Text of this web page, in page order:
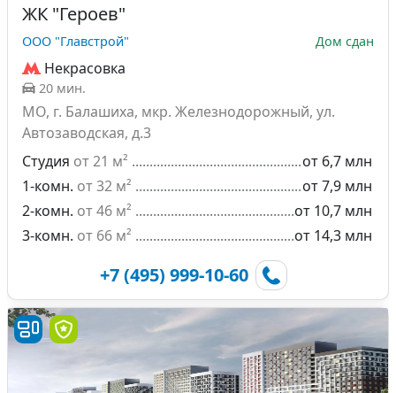
ЖК "Героев"
ООО "Главстрой" Дом сдан
Некрасовка
20 мин.
МО, г. Балашиха, мкр. Железнодорожный, ул.
Автозаводская, д.3
Студия от 21 м²
от 6,7 млн
1-комн. от 32 м²
от 7,9 млн
2-комн. от 46 м²
от 10,7 млн
3-комн. от 66 м² от 14,3 млн
+7 (495) 999-10-60